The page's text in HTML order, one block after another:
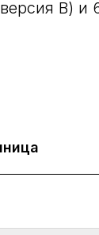
B) и